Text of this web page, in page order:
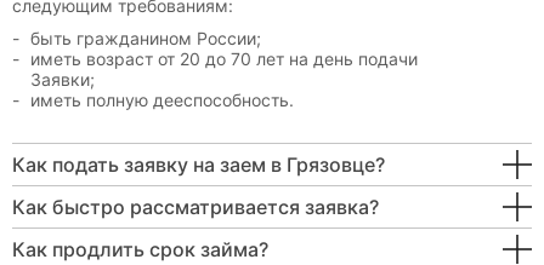
следующим требованиям:
быть гражданином России;
иметь возраст от 20 до 70 лет на день подачи
Заявки;
иметь полную дееспособность.
Как подать заявку на заем в Грязовце?
Как быстро рассматривается заявка?
Как продлить срок займа?